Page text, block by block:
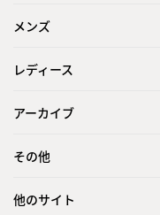
メンズ
レディース
アーカイブ
その他
他のサイト